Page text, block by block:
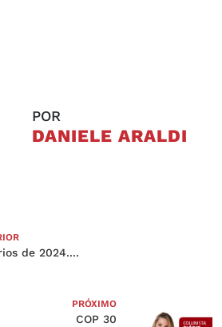
POR
DANIELE ARALDI
de 2024....
PRÓXIMO
COP 30